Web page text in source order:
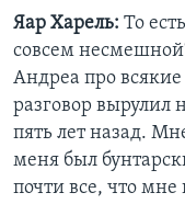
Яар Харель: То
совсем
Андреа про
разговор вырулил
пять лет назад.
меня был
почти все, что